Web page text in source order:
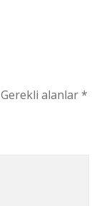
Gerekli alanlar*